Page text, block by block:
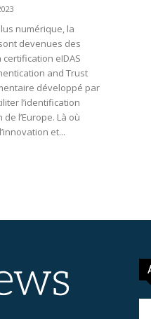
numérique, la
devenues des
eIDAS
and Trust
développé par
l’identification
l’Europe. Là où
et...